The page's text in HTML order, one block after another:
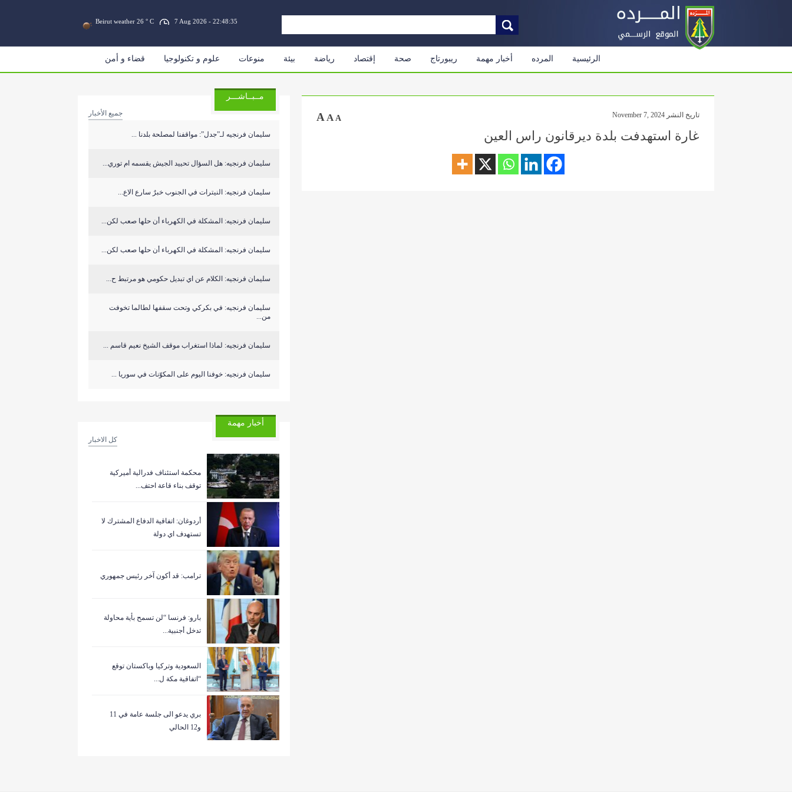
Beirut weather 26 ° C 7 Aug 2026 - 22:48:35
الرئيسية المرده أخبار مهمة ريبورتاج صحة إقتصاد رياضة بيئة منوعات علوم و تكنولوجيا قضاء و أمن
تاريخ النشر November 7, 2024 A A A
غارة استهدفت بلدة ديرقانون راس العين
مــبــاشـــر
جميع الأخبار
سليمان فرنجيه لـ”جدل”: مواقفنا لمصلحة بلدنا ...
سليمان فرنجيه: هل السؤال تحييد الجيش يقسمه ام توري...
سليمان فرنجيه: النيترات في الجنوب خبرٌ سارع الاع...
سليمان فرنجيه: المشكلة في الكهرباء أن حلها صعب لكن...
سليمان فرنجيه: المشكلة في الكهرباء أن حلها صعب لكن...
سليمان فرنجيه: الكلام عن اي تبديل حكومي هو مرتبط ح...
سليمان فرنجيه: في بكركي وتحت سقفها لطالما تخوفت
من...
سليمان فرنجيه: لماذا استغراب موقف الشيخ نعيم قاسم ...
سليمان فرنجيه: خوفنا اليوم على المكوّنات في سوريا ...
أخبار مهمة
كل الاخبار
‏محكمة استئناف فدرالية أميركية
توقف بناء قاعة احتف...
أردوغان: اتفاقية الدفاع المشترك لا
تستهدف اي دولة
ترامب: قد أكون آخر رئيس جمهوري
بارو: فرنسا “لن تسمح بأية محاولة
تدخل أجنبية...
السعودية وتركيا وباكستان توقع
“اتفاقية مكة ل...
بري يدعو الى جلسة عامة في 11
و12 الحالي